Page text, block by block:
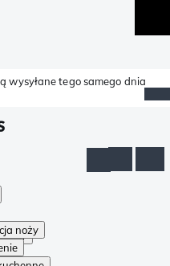
wysyłane tego samego dnia
noży
noży